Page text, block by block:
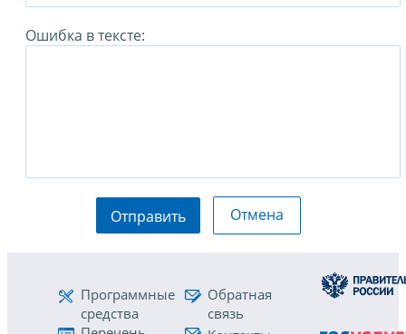
Ошибка в тексте:
Отправить Отмена
Программные
средства
Обратная
связь